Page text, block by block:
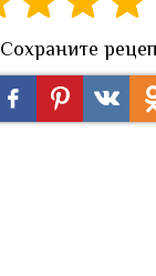
Сохраните